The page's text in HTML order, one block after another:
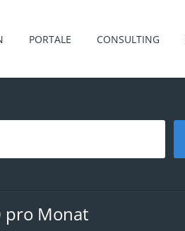
PORTALE CONSULTING
pro Monat